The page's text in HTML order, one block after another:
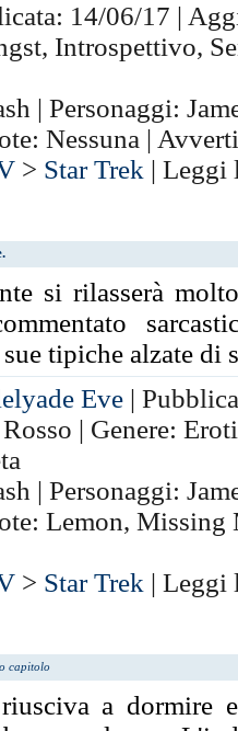
14/06/17 |
Introspettivo,
| Personaggi:
Nessuna |
> Star Trek | Leggi
si rilasserà
tipiche alzate di
Eve |
| Genere:
| Personaggi:
Lemon,
> Star Trek | Leggi
capitolo
a dormire